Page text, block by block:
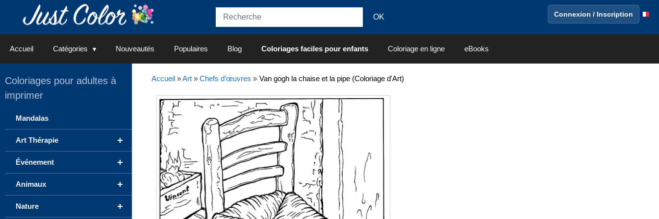
Connexion / Inscription
Accueil Catégories Nouveautés Populaires Blog Coloriages faciles pour enfants Coloriage en ligne eBooks
Accueil»Art» Chefs d’œuvres » Van gogh la chaise et la pipe (Coloriage d'Art)
Coloriages pour adultes à
imprimer
Mandalas
+
Art Thérapie
+
Événement
+
Animaux
+
Nature